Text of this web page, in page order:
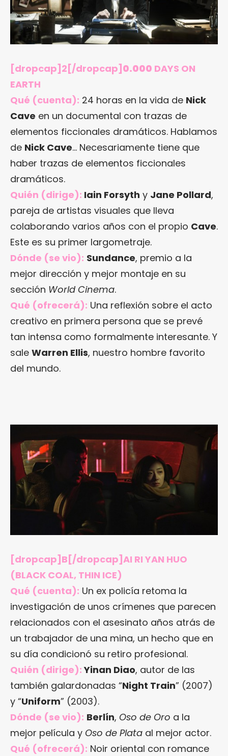
[dropcap]2[/dropcap] 0.000 DAYS ON
EARTH
Qué (cuenta): 24 horas en la vida de Nick
Cave en un documental con trazas de
elementos ficcionales dramáticos. Hablamos
de Nick Cave… Necesariamente tiene que
haber trazas de elementos ficcionales
dramáticos.
Quién (dirige): Iain Forsyth y Jane Pollard,
pareja de artistas visuales que lleva
colaborando varios años con el propio Cave.
Este es su primer largometraje.
Dónde (se vio): Sundance, premio a la
mejor dirección y mejor montaje en su
sección World Cinema.
Qué (ofrecerá): Una reflexión sobre el acto
creativo en primera persona que se prevé
tan intensa como formalmente interesante. Y
sale Warren Ellis, nuestro hombre favorito
del mundo.
[dropcap]B[/dropcap]AI RI YAN HUO
(BLACK COAL, THIN ICE)
Qué (cuenta): Un ex policía retoma la
investigación de unos crímenes que parecen
relacionados con el asesinato años atrás de
un trabajador de una mina, un hecho que en
su día condicionó su retiro profesional.
Quién (dirige):Yinan Diao, autor de las
también galardonadas “Night Train” (2007)
y “Uniform” (2003).
Dónde (se vio): Berlín, Oso de Oro a la
mejor película y Oso de Plata al mejor actor.
Qué (ofrecerá): Noir oriental con romance